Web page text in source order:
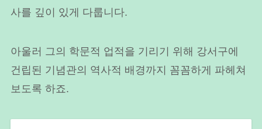
사를 깊이 있게 다룹니다.
아울러 그의 학문적 업적을 기리기 위해 강서구에
건립된 기념관의 역사적 배경까지 꼼꼼하게 파헤쳐
보도록 하죠.